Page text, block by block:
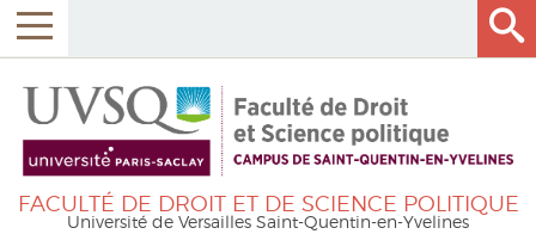
FACULTÉ DE DROIT ET DE SCIENCE POLITIQUE
Université de Versailles Saint-Quentin-en-Yvelines